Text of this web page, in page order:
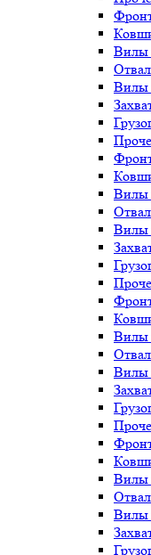
Вилы
Вилы
Вилы
Вилы
Вилы
Вилы
Вилы
Вилы